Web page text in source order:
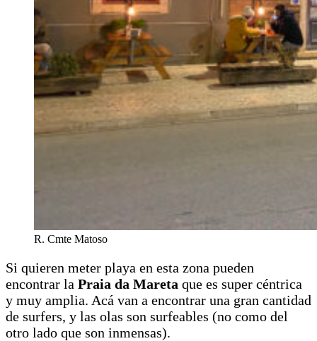
R. Cmte Matoso
Si quieren meter playa en esta zona pueden
encontrar la Praia da Mareta que es super céntrica
y muy amplia. Acá van a encontrar una gran cantidad
de surfers, y las olas son surfeables (no como del
otro lado que son inmensas).